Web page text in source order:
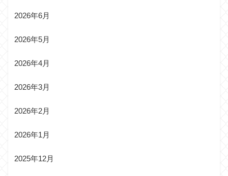
2026年6月
2026年5月
2026年4月
2026年3月
2026年2月
2026年1月
2025年12月